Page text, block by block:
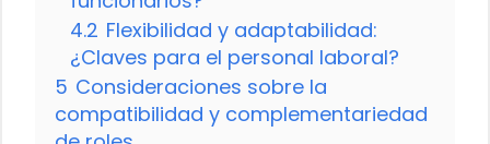
4.2 Flexibilidad y adaptabilidad:
¿Claves para el personal laboral?
5 Consideraciones sobre la
compatibilidad y complementariedad